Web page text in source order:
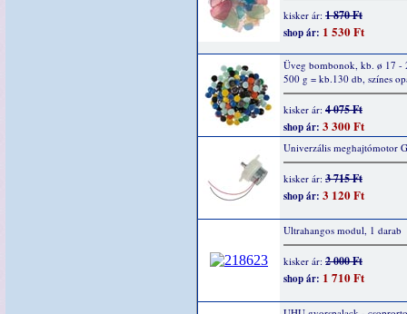
kisker ár: 1 870 Ft
shop ár: 1 530 Ft
Üveg bombonok, kb. ø 17 -
500 g = kb.130 db, színes
kisker ár: 4 075 Ft
shop ár: 3 300 Ft
Univerzális meghajtómotor
kisker ár: 3 715 Ft
shop ár: 3 120 Ft
Ultrahangos modul, 1 darab
kisker ár: 2 000 Ft
shop ár: 1 710 Ft